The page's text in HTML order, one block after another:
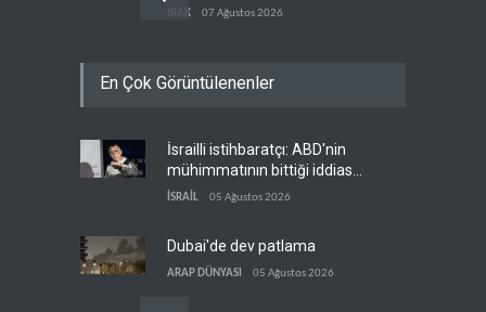
IRAK 07 Ağustos 2026
dipten sonra yükseldi
BAE, OPEC'ten ayrıldıktan
sonra petrol üretimini rekor
düzeye çıkardı
ARAP DÜNYASI
En Çok Görüntülenenler
İsrailli istihbaratçı: ABD'nin
mühimmatının bittiği iddiası
bir iç kavga
İSRAİL 05 Ağustos 2026
Dubai'de dev patlama
ARAP DÜNYASI 05 Ağustos 2026